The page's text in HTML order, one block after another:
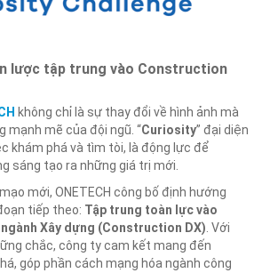
lược tập trung vào Construction
không chỉ là sự thay đổi về hình ảnh mà
mạnh mẽ của đội ngũ. “Curiosity” đại diện
khám phá và tìm tòi, là động lực để
sáng tạo ra những giá trị mới.
mới, ONETECH công bố định hướng
tiếp theo: Tập trung toàn lực vào
Xây dựng (Construction DX) . Với
chắc, công ty cam kết mang đến
góp phần cách mạng hóa ngành công